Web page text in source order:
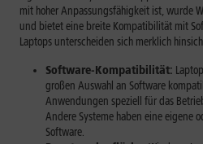
mit hoher Anpassungsfähigkeit ist, wurde
und bietet eine breite Kompatibilität mit
Laptops unterscheiden sich merklich
Software-Kompatibilität:
großen Auswahl an Software
Anwendungen speziell für das
Andere Systeme haben eine eigene
Software.